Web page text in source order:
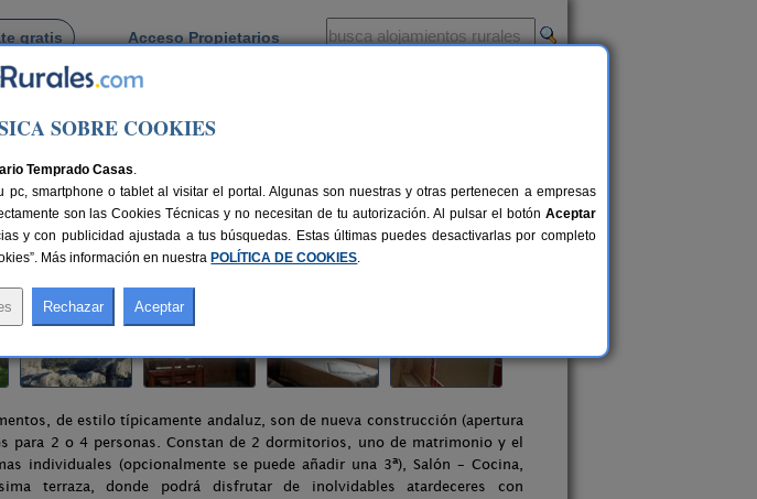
gratis Acceso Propietarios
de estilo típicamente andaluz, son de nueva construcción (apertura
para 2 o 4 personas. Constan de 2 dormitorios, uno de matrimonio y el
individuales (opcionalmente se puede añadir una 3ª), Salón – Cocina,
terraza, donde podrá disfrutar de inolvidables atardeceres con
SOBRE COOKIES
Temprado Casas.
smartphone o tablet al visitar el portal. Algunas son nuestras y otras pertenecen a empresas
son las Cookies Técnicas y no necesitan de tu autorización. Al pulsar el botón Aceptar
y con publicidad ajustada a tus búsquedas. Estas últimas puedes desactivarlas por completo
Más información en nuestra POLÍTICA DE COOKIES.